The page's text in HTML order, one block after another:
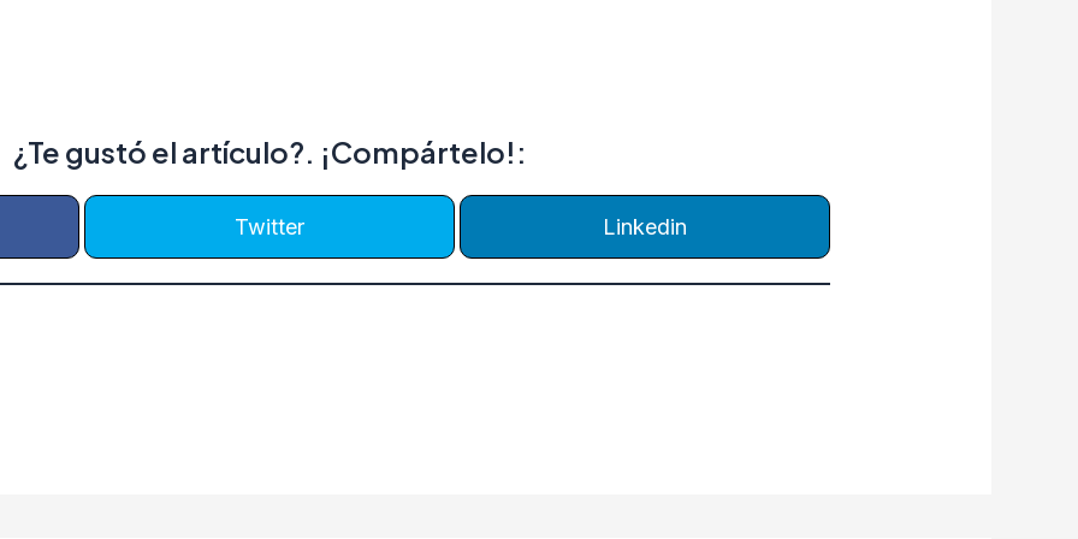
¿Te gustó el artículo?. ¡Compártelo!:
Twitter Linkedin